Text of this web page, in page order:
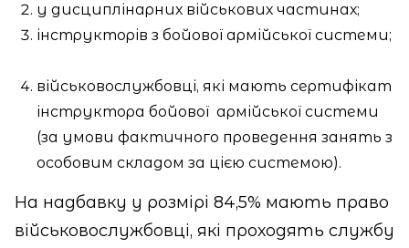
у дисциплінарних військових частинах;
інструкторів з бойової армійської системи;
військовослужбовці, які мають сертифікат
інструктора бойової армійської системи
(за умови фактичного проведення занять з
особовим складом за цією системою).
На надбавку у розмірі 84,5% мають право
військовослужбовці, які проходять службу